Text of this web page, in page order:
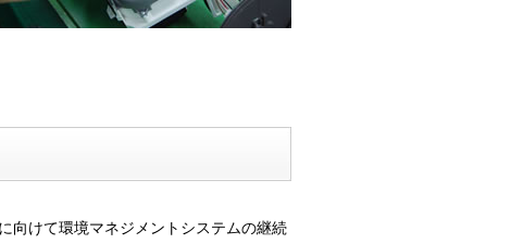
向けて環境マネジメントシステムの継続